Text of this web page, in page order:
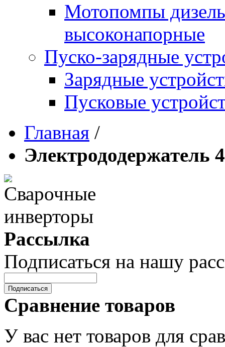
Мотопомпы
высоконапорные
Пуско-зарядные
Зарядные
Пусковые
Главная /
Электрододержатель
Рассылка
Подписаться на нашу
Подписаться
Сравнение товаров
У вас нет товаров для